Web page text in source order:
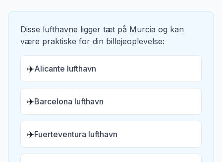
Disse lufthavne ligger tæt på Murcia og kan
være praktiske for din billejeoplevelse:
✈️Alicante lufthavn
✈️Barcelona lufthavn
✈️Fuerteventura lufthavn